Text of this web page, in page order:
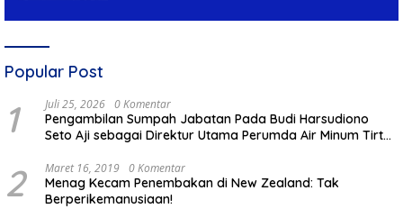
Popular Post
1 Juli 25, 2026 0 Komentar
Pengambilan Sumpah Jabatan Pada Budi Harsudiono
Seto Aji sebagai Direktur Utama Perumda Air Minum Tirta
2 Maret 16, 2019 0 Komentar
Menag Kecam Penembakan di New Zealand: Tak
Berperikemanusiaan!